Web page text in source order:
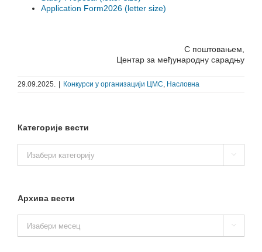
Application Form2026 (letter size)
С поштовањем,
Центар за међународну сарадњу
29.09.2025. Конкурси у организацији ЦМС, Насловна
Категорије вести
вести

Архива вести
вести
